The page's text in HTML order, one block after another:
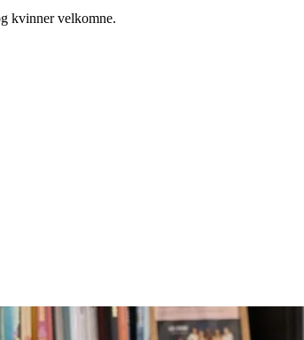
kvinner velkomne.